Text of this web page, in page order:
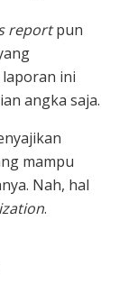
reportpun
laporan ini
angka saja.
mampu
Nah, hal
.